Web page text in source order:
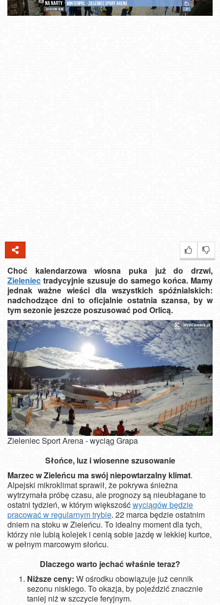
Choć kalendarzowa wiosna puka już do drzwi,
Zieleniec tradycyjnie szusuje do samego końca. Mamy
jednak ważne wieści dla wszystkich spóźnialskich:
nadchodzące dni to oficjalnie ostatnia szansa, by w
tym sezonie jeszcze poszusować pod Orlicą.
Zieleniec Sport Arena - wyciąg Grapa
Słońce, luz i wiosenne szusowanie
Marzec w Zieleńcu ma swój niepowtarzalny klimat.
Alpejski mikroklimat sprawił, że pokrywa śnieżna
wytrzymała próbę czasu, ale prognozy są nieubłagane to
ostatni tydzień, w którym większośćwyciągów będzie
pracować w regularnym trybie. 22 marca będzie ostatnim
dniem na stoku w Zieleńcu. To idealny moment dla tych,
którzy nie lubią kolejek i cenią sobie jazdę w lekkiej kurtce,
w pełnym marcowym słońcu.
Dlaczego warto jechać właśnie teraz?
Niższe ceny: W ośrodku obowiązuje już cennik
sezonu niskiego. To okazja, by pojeździć znacznie
taniej niż w szczycie feryjnym.